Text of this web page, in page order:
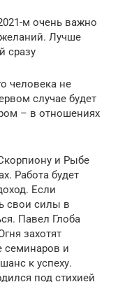
м очень важно
Лучше
сразу
человека не
случае будет
– в отношениях
и Рыбе
Работа будет
Если
свои силы в
Павел Глоба
захотят
семинаров и
к успеху.
под стихией